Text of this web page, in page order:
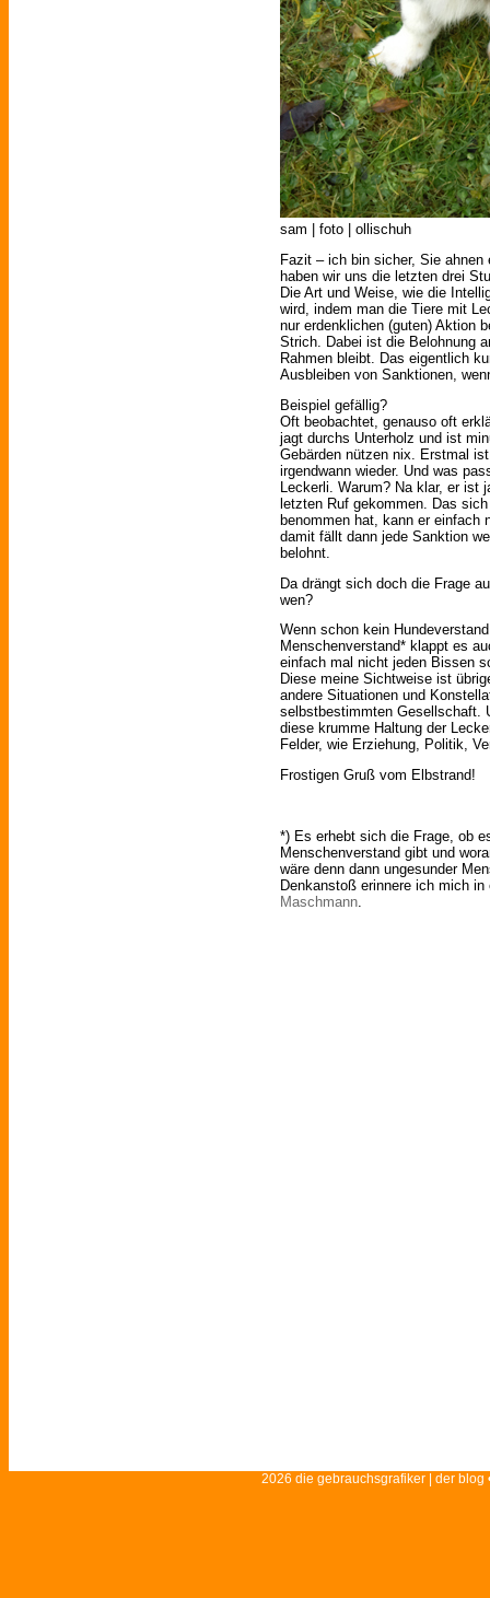
sam | foto | ollischuh
Fazit – ich bin sicher, Sie
haben wir uns die letzten drei
Die Art und Weise, wie die
wird, indem man die Tiere mit
nur erdenklichen (guten) Aktion
Strich. Dabei ist die Belohnung
Rahmen bleibt. Das eigentlich
Ausbleiben von Sanktionen,
Beispiel gefällig?
Oft beobachtet, genauso oft
jagt durchs Unterholz und ist
Gebärden nützen nix. Erstmal
irgendwann wieder. Und was
Leckerli. Warum? Na klar, er ist
letzten Ruf gekommen. Das
benommen hat, kann er einfach
damit fällt dann jede Sanktion
belohnt.
Da drängt sich doch die Frage
wen?
Wenn schon kein
Menschenverstand* klappt es
einfach mal nicht jeden Bissen
Diese meine Sichtweise ist
andere Situationen und
selbstbestimmten Gesellschaft.
diese krumme Haltung der
Felder, wie Erziehung, Politik,
Frostigen Gruß vom Elbstrand!
*) Es erhebt sich die Frage, ob
Menschenverstand gibt und
wäre denn dann ungesunder
Denkanstoß erinnere ich mich
Maschmann.
2026 die gebrauchsgrafiker | der blog